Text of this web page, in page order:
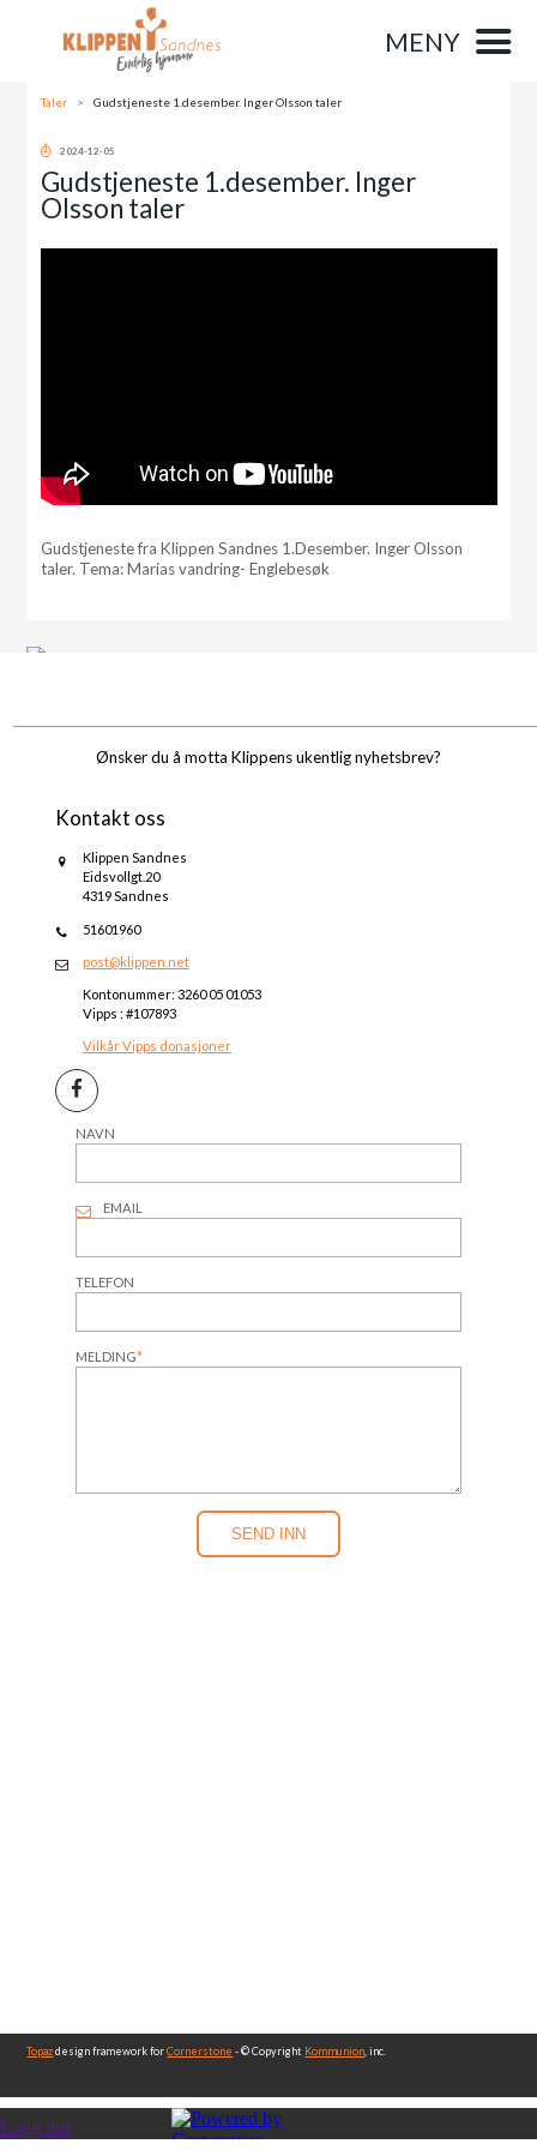
MENY
Taler > Gudstjeneste 1.desember. Inger Olsson taler
2024-12-05
Gudstjeneste 1.desember. Inger
Olsson taler
Gudstjeneste fra Klippen Sandnes 1.Desember. Inger Olsson
taler. Tema: Marias vandring- Englebesøk
Ønsker du å motta Klippens ukentlig nyhetsbrev?
Kontakt oss
Klippen Sandnes
Eidsvollgt.20
4319 Sandnes
51601960
post@klippen.net
Kontonummer: 3260 05 01053
Vipps : #107893
Vilkår Vipps donasjoner
NAVN
EMAIL
TELEFON
MELDING*
Topazdesign framework forCornerstone - © Copyright Kommunion , inc.
Logg inn